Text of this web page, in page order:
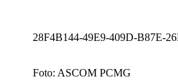
28F4B144-49E9-409D-B87E-
Foto: ASCOM PCMG